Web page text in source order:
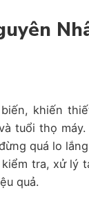
khiến
tuổi thọ
quá lo
tra, xử lý
quả.